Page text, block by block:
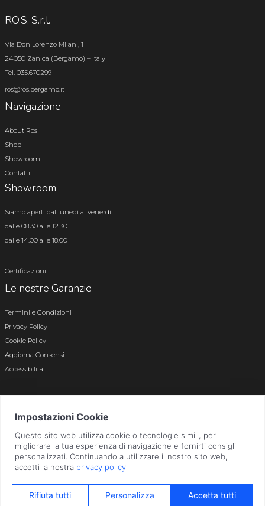
RO.S. S.r.l.
Via Don Lorenzo Milani, 1
24050 Zanica (Bergamo) – Italy
Tel. 035.670299
ros@ros.bergamo.it
Navigazione
About Ros
Shop
Showroom
Contatti
Showroom
Siamo aperti dal lunedì al venerdì
dalle 08.30 alle 12.30
dalle 14.00 alle 18.00
Certificazioni
Le nostre Garanzie
Termini e Condizioni
Privacy Policy
Cookie Policy
Aggiorna Consensi
Accessibilità
Bergamo n. 01496180165 · Capitale Sociale i.v. € 800.000,00